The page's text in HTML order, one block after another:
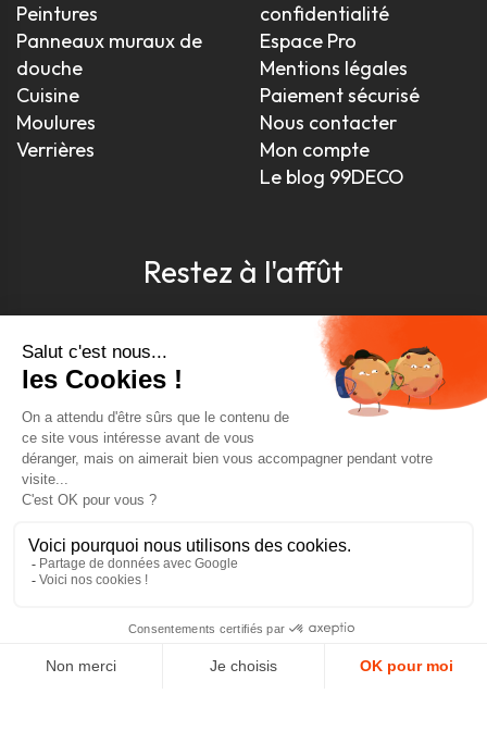
Peintures
Panneaux muraux de
douche
Cuisine
Moulures
Verrières
confidentialité
Espace Pro
Mentions légales
Paiement sécurisé
Nous contacter
Mon compte
Le blog 99DECO
Restez à l'affût
Pour être toujours au courant, inscrivez-vous à
notre newsletter
J'accepte les conditions générales et la politique de
AVIS VÉRIFIÉS